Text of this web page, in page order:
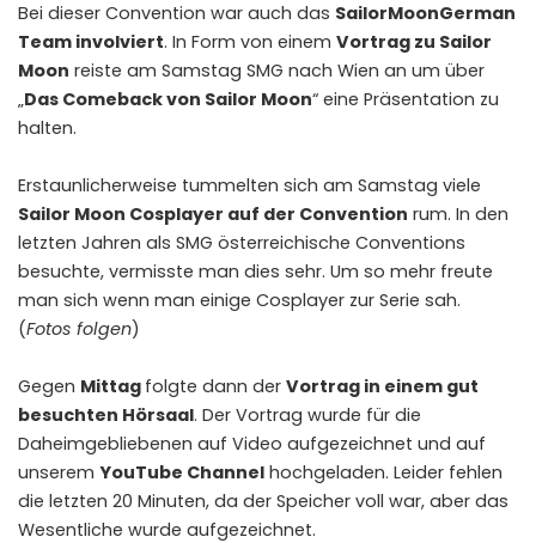
Bei dieser Convention war auch das SailorMoonGerman
Team involviert. In Form von einem Vortrag zu Sailor
Moon reiste am Samstag SMG nach Wien an um über
„Das Comeback von Sailor Moon“ eine Präsentation zu
halten.
Erstaunlicherweise tummelten sich am Samstag viele
Sailor Moon Cosplayer auf der Convention rum. In den
letzten Jahren als SMG österreichische Conventions
besuchte, vermisste man dies sehr. Um so mehr freute
man sich wenn man einige Cosplayer zur Serie sah.
(Fotos folgen)
Gegen Mittag folgte dann der Vortrag in einem gut
besuchten Hörsaal. Der Vortrag wurde für die
Daheimgebliebenen auf Video aufgezeichnet und auf
unserem YouTube Channel hochgeladen. Leider fehlen
die letzten 20 Minuten, da der Speicher voll war, aber das
Wesentliche wurde aufgezeichnet.